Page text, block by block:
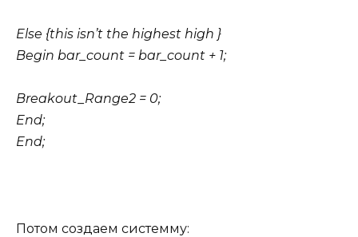
Else {this isn’t the highest high }
Begin bar_count = bar_count + 1;
Breakout_Range2 = 0;
End;
End;
Потом создаем системму: